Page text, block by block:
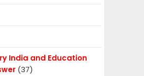
India and Education
(37)